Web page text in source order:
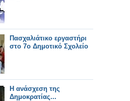
Πασχαλιάτικο εργαστήρι
στο 7ο Δημοτικό Σχολείο
Η ανάσχεση της
Δημοκρατίας...